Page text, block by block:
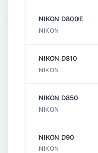
NIKON D800E
NIKON
NIKON D810
NIKON
NIKON D850
NIKON
NIKON D90
NIKON